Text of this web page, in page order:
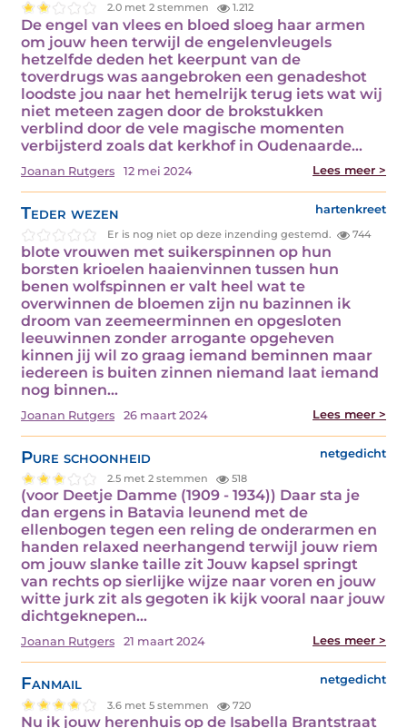
2.0 met 2 stemmen 1.212
De engel van vlees en bloed sloeg haar armen
om jouw heen terwijl de engelenvleugels
hetzelfde deden het keerpunt van de
toverdrugs was aangebroken een genadeshot
loodste jou naar het hemelrijk terug iets wat wij
niet meteen zagen door de brokstukken
verblind door de vele magische momenten
verbijsterd zoals dat kerkhof in Oudenaarde…
Joanan Rutgers 12 mei 2024 Lees meer >
Teder wezen hartenkreet
Er is nog niet op deze inzending gestemd. 744
blote vrouwen met suikerspinnen op hun
borsten krioelen haaienvinnen tussen hun
benen wolfspinnen er valt heel wat te
overwinnen de bloemen zijn nu bazinnen ik
droom van zeemeerminnen en opgesloten
leeuwinnen zonder arrogante opgeheven
kinnen jij wil zo graag iemand beminnen maar
iedereen is buiten zinnen niemand laat iemand
nog binnen…
Joanan Rutgers 26 maart 2024 Lees meer >
Pure schoonheid netgedicht
2.5 met 2 stemmen 518
(voor Deetje Damme (1909 - 1934)) Daar sta je
dan ergens in Batavia leunend met de
ellenbogen tegen een reling de onderarmen en
handen relaxed neerhangend terwijl jouw riem
om jouw slanke taille zit Jouw kapsel springt
van rechts op sierlijke wijze naar voren en jouw
witte jurk zit als gegoten ik kijk vooral naar jouw
dichtgeknepen…
Joanan Rutgers 21 maart 2024 Lees meer >
Fanmail netgedicht
3.6 met 5 stemmen 720
Nu ik jouw herenhuis op de Isabella Brantstraat